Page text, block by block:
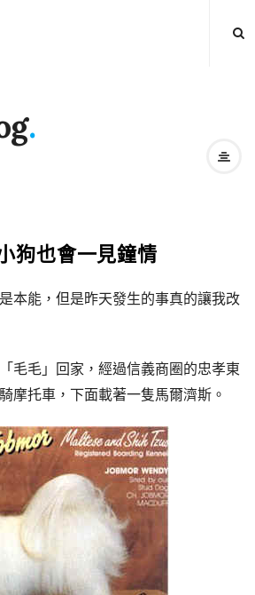
.
狗也會一見鐘情
本能，但是昨天發生的事真的讓我改
毛毛」回家，經過信義商圈的忠孝東
摩托車，下面載著一隻馬爾濟斯。